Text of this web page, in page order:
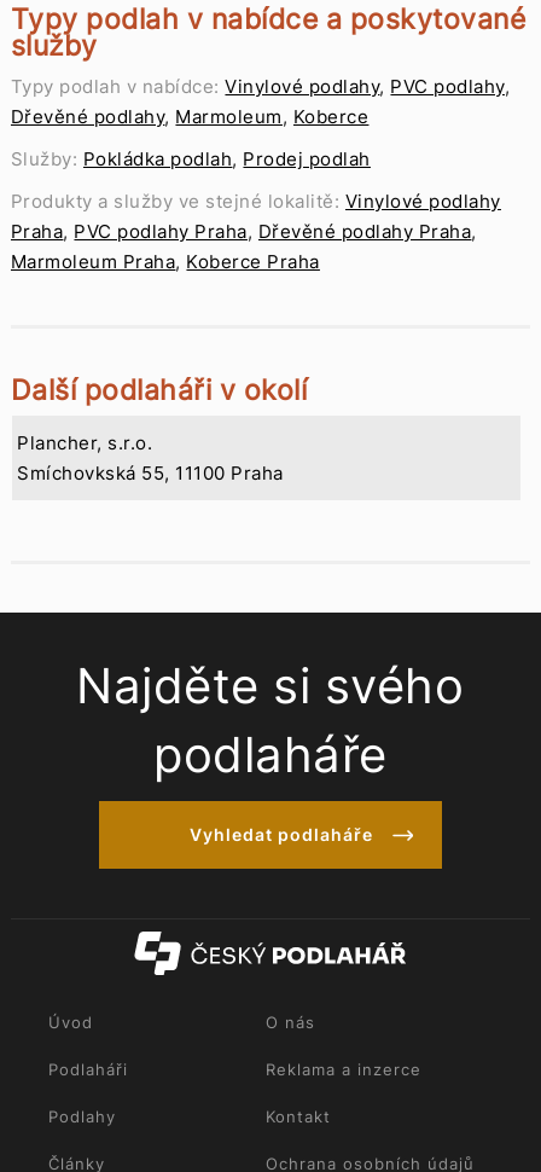
Typy podlah v nabídce a poskytované
služby
Typy podlah v nabídce: Vinylové podlahy, PVC podlahy,
Dřevěné podlahy, Marmoleum, Koberce
Služby: Pokládka podlah, Prodej podlah
Produkty a služby ve stejné lokalitě: Vinylové podlahy
Praha, PVC podlahy Praha, Dřevěné podlahy Praha,
Marmoleum Praha, Koberce Praha
Další podlaháři v okolí
Plancher, s.r.o.
Smíchovkská 55, 11100 Praha
Najděte si svého
podlaháře
Vyhledat podlaháře
Úvod O nás
Podlaháři Reklama a inzerce
Podlahy Kontakt
Články Ochrana osobních údajů